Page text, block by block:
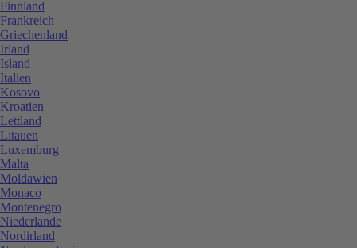
Finnland
Frankreich
Griechenland
Irland
Island
Italien
Kosovo
Kroatien
Lettland
Litauen
Luxemburg
Malta
Moldawien
Monaco
Montenegro
Niederlande
Nordirland